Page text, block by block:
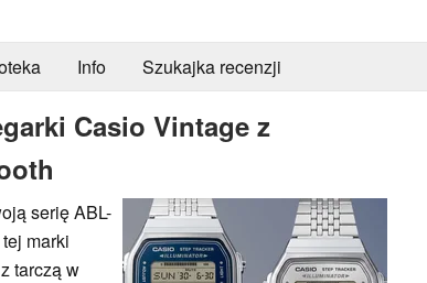
Info Szukajka recenzji
Casio Vintage z
serię ABL-
marki
tarczą w